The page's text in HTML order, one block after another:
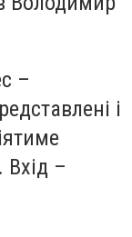
–
і
Вхід –